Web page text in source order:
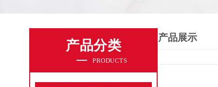
产品分类
PRODUCTS
产品展示